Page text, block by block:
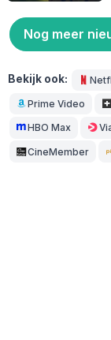
Nog meer
Bekijk ook:
Prime Video
HBO Max
CineMember